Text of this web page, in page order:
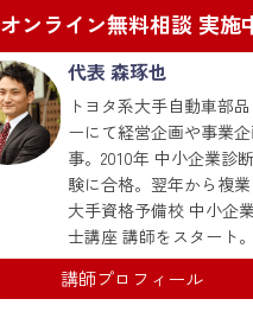
オンライン無料相談 実施
代表 森琢也
トヨタ系大手自動車部
ーにて経営企画や事業
事。2010年 中小企業診
験に合格。翌年から複業
大手資格予備校 中小企
士講座 講師をスタート。
講師プロフィール